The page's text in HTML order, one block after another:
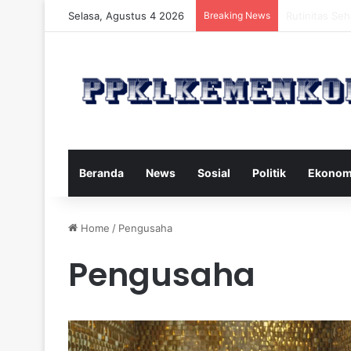
Selasa, Agustus 4 2026 Breaking News
Beranda News Sosial Politik
Home / Pengusaha
Pengusaha